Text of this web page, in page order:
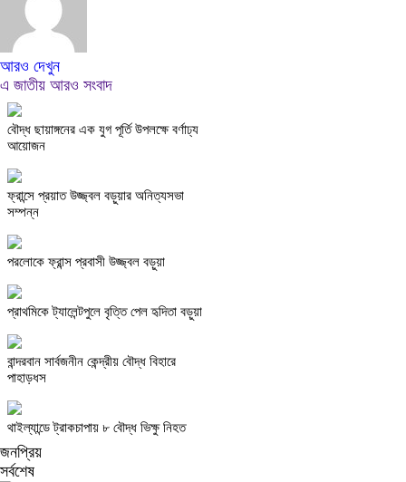
আরও দেখুন
এ জাতীয় আরও সংবাদ
বৌদ্ধ ছায়াঙ্গনের এক যুগ পূর্তি উপলক্ষে বর্ণাঢ্য
আয়োজন
ফ্রান্সে প্রয়াত উজ্জ্বল বড়ুয়ার অনিত্যসভা
সম্পন্ন
পরলোকে ফ্রান্স প্রবাসী উজ্জ্বল বড়ুয়া
প্রাথমিকে ট্যালেন্টপুলে বৃত্তি পেল হৃদিতা বড়ুয়া
বান্দরবান সার্বজনীন কেন্দ্রীয় বৌদ্ধ বিহারে
পাহাড়ধস
থাইল্যান্ডে ট্রাকচাপায় ৮ বৌদ্ধ ভিক্ষু নিহত
জনপ্রিয়
সর্বশেষ